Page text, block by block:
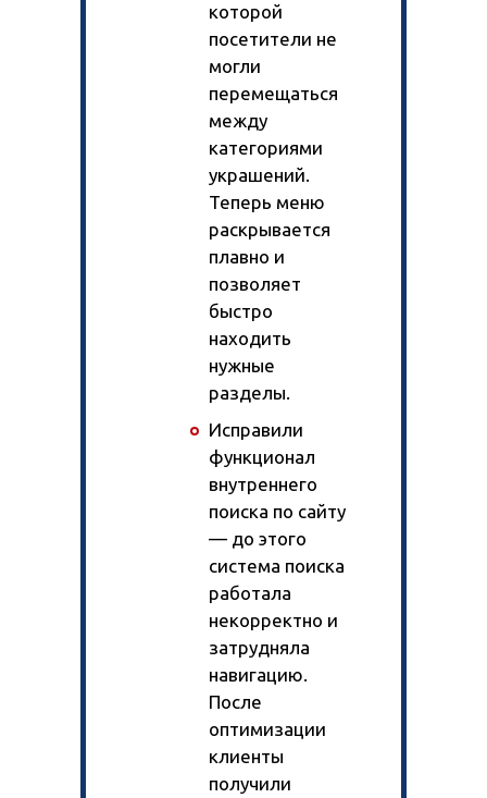
которой
посетители не
могли
перемещаться
между
категориями
украшений.
Теперь меню
раскрывается
плавно и
позволяет
быстро
находить
нужные
разделы.
Исправили
функционал
внутреннего
поиска по сайту
— до этого
система поиска
работала
некорректно и
затрудняла
навигацию.
После
оптимизации
клиенты
получили